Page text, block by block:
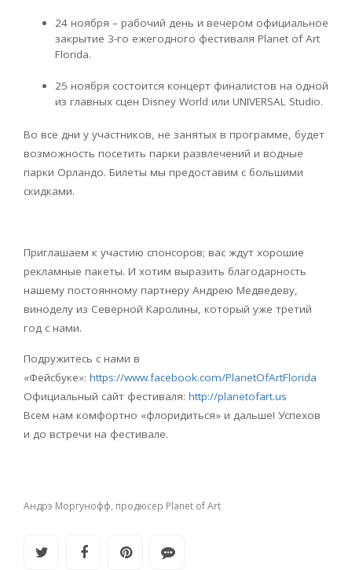
24 ноября – рабочий день и вечером официальное
закрытие 3-го ежегодного фестиваля Planet of Art
Florida.
25 ноября состоится концерт финалистов на одной
из главных сцен Disney World или UNIVERSAL Studio.
Во все дни у участников, не занятых в программе, будет
возможность посетить парки развлечений и водные
парки Орландо. Билеты мы предоставим с большими
скидками.
Приглашаем к участию спонсоров; вас ждут хорошие
рекламные пакеты. И хотим выразить благодарность
нашему постоянному партнеру Андрею Медведеву,
виноделу из Северной Каролины, который уже третий
год с нами.
Подружитесь с нами в
«Фейсбуке»: https://www.facebook.com/PlanetOfArtFlorida
Официальный сайт фестиваля: http://planetofart.us
Всем нам комфортно «флоридиться» и дальше! Успехов
и до встречи на фестивале.
Андрэ Моргунофф, продюсер Planet of Art